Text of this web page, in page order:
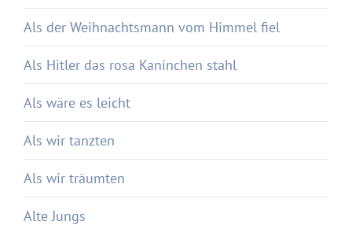
Als der Weihnachtsmann vom Himmel fiel
Als Hitler das rosa Kaninchen stahl
Als wäre es leicht
Als wir tanzten
Als wir träumten
Alte Jungs